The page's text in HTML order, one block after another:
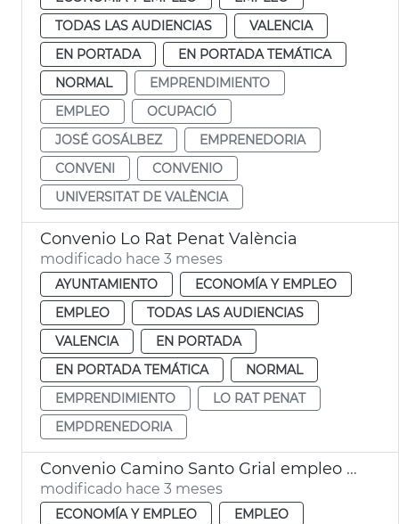
TODAS LAS AUDIENCIAS
VALENCIA
EN PORTADA
EN PORTADA TEMÁTICA
NORMAL
EMPRENDIMIENTO
EMPLEO
OCUPACIÓ
JOSÉ GOSÁLBEZ
EMPRENEDORIA
CONVENI
CONVENIO
UNIVERSITAT DE VALÈNCIA
Convenio Lo Rat Penat València
modificado hace 3 meses
AYUNTAMIENTO
ECONOMÍA Y EMPLEO
EMPLEO
TODAS LAS AUDIENCIAS
VALENCIA
EN PORTADA
EN PORTADA TEMÁTICA
NORMAL
EMPRENDIMIENTO
LO RAT PENAT
EMPDRENEDORIA
Convenio Camino Santo Grial empleo y proyección internacional
modificado hace 3 meses
ECONOMÍA Y EMPLEO
EMPLEO